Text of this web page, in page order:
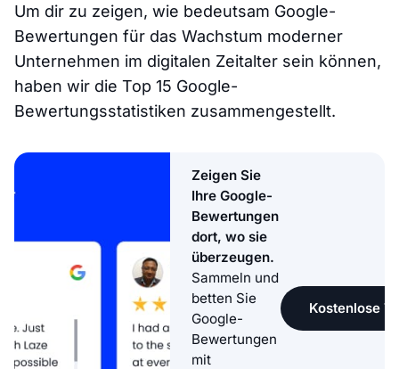
Um dir zu zeigen, wie bedeutsam Google-
Bewertungen für das Wachstum moderner
Unternehmen im digitalen Zeitalter sein können,
haben wir die Top 15 Google-
Bewertungsstatistiken zusammengestellt.
Zeigen Sie
Ihre Google-
Bewertungen
dort, wo sie
überzeugen.
Sammeln und
betten Sie
Google-
Bewertungen
mit
Kostenlose